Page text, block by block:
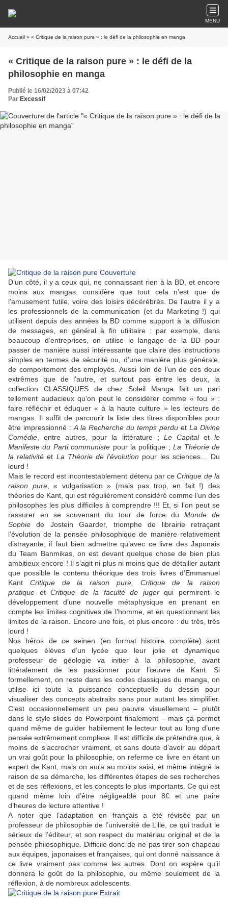
MENU
Accueil » « Critique de la raison pure » : le défi de la philosophie en manga
« Critique de la raison pure » : le défi de la
philosophie en manga
Publié le 16/02/2023 à 07:42
Par Excessif
D’un côté, il y a ceux qui, ne connaissant rien à la BD, et encore
moins aux mangas, considère que tout cela n’est que de
l’amusement futile, voire des loisirs décérébrés. De l’autre il y a
les professionnels de la communication (et du Marketing !) qui
utilisent depuis des années la BD comme support à la diffusion
de messages, en général à fin utilitaire : par exemple, dans
beaucoup d’entreprises, on utilise le langage de la BD pour
passer de manière aussi intéressante que claire des instructions
simples en termes de sécurité ou, d’une manière plus générale,
de comportement des employés. Aussi loin de l’un de ces deux
extrêmes que de l’autre, et surtout pas entre les deux, la
collection CLASSIQUES de chez Soleil Manga fait un pari
tellement audacieux qu’on peut le considérer comme « fou » :
faire réfléchir et éduquer « à la haute culture » les lecteurs de
mangas. Il suffit de parcourir la liste des titres disponibles pour
être impressionné : A la Recherche du temps perdu et La Divine
Comédie , entre autres, pour la littérature ; Le Capital etle
Manifeste du Parti communiste pour la politique ;La Théorie de
la relativitéet La Théorie de l’évolution pour les sciences… Du
lourd !
Mais le record est incontestablement détenu par ceCritique de la
raison pure, « vulgarisation » (mais pas trop, en fait !) des
théories de Kant , qui est régulièrement considéré comme l’un des
philosophes les plus difficiles à comprendre !!! Et, si l’on peut se
rassurer en se souvenant du tour de force du Monde de
Sophie de Jostein Gaarder, triomphe de librairie retraçant
l’évolution de la pensée philosophique de manière relativement
distrayante, il faut bien admettre qu’avec ce livre des Japonais
duTeam Banmikas, on est devant quelque chose de bien plus
ambitieux encore ! Il s’agit ni plus ni moins que de détailler autant
que possible le contenu théorique des trois livres d’Emmanuel
Kant
Critique de la raison pure, Critique de la raison
pratique et Critique de la faculté de jugerqui permirent le
développement d’une nouvelle métaphysique en prenant en
compte les limites cognitives de l’homme, et en questionnant les
limites de la raison. Encore une fois, et plus encore : du très, très
lourd !
Nos héros de ce seinen (en format histoire complète) sont
quelques élèves d’un lycée que leur jolie et dynamique
professeur de géologie va initier à la philosophie, avant
littéralement de les passionner pour l’œuvre de Kant. Si
formellement, on reste dans les codes classiques du manga, on
utilise ici toute la puissance conceptuelle du dessin pour
visualiser des concepts abstraits sans pour autant les simplifier.
C’est occasionnellement un peu pauvre visuellement – plutôt
dans le style slides de Powerpoint finalement – mais ça permet
quand même de guider habilement le lecteur tout au long d’une
pensée extrêmement complexe. Il est difficile de prétendre que, à
moins de s’accrocher vraiment, et sans doute d’avoir au départ
un vrai goût pour la philosophie, on referme ce livre en étant un
expert de Kant, mais on aura au moins saisi, et même intégré la
raison de sa démarche, les différentes étapes de ses recherches
et de ses réflexions, et les concepts le plus importants. Ce qui est
quand même loin d’être négligeable pour 8€ et une paire
d’heures de lecture attentive !
A noter que l’adaptation en français a été révisée par un
professeur de philosophie de l’université de Lille, ce qui traduit le
sérieux de l’éditeur, et son respect du matériau original et de la
pensée philosophique. Difficile donc de ne pas tirer son chapeau
aux équipes, japonaises et françaises, qui ont donné naissance à
ce livre vraiment pas comme les autres. Dont on espère qu’il
donnera le goût de la philosophie, ou même seulement de la
réflexion, à de nombreux adolescents.